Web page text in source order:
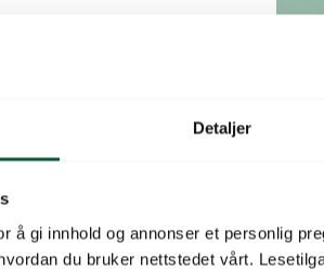
Detaljer
å gi innhold og annonser et personlig
du bruker nettstedet vårt.